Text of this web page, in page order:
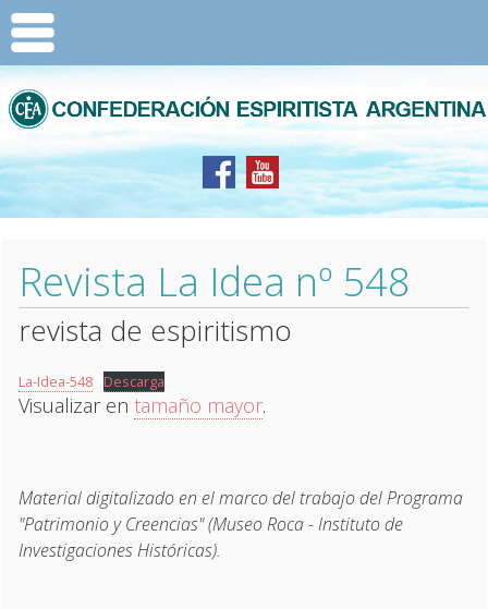
Revista La Idea nº 548
revista de espiritismo
La-Idea-548 Descarga
Visualizar entamaño mayor.
Material digitalizado en el marco del trabajo del Programa
"Patrimonio y Creencias" (Museo Roca - Instituto de
Investigaciones Históricas).